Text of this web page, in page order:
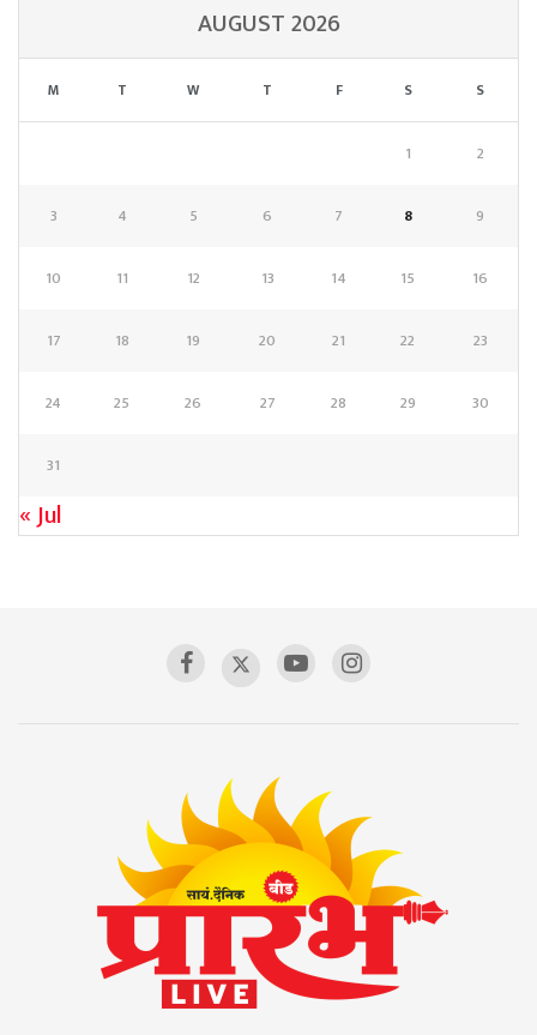
AUGUST 2026
M T W T F S S
1 2
3 4 5 6 7 8 9
10 11 12 13 14 15 16
17 18 19 20 21 22 23
24 25 26 27 28 29 30
31
« Jul